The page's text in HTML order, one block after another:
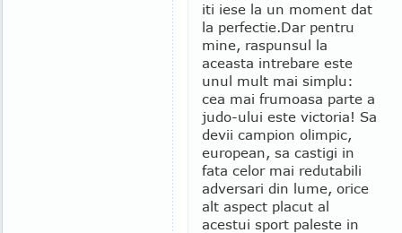
iti iese la un moment dat
la perfectie.Dar pentru
mine, raspunsul la
aceasta intrebare este
unul mult mai simplu:
cea mai frumoasa parte a
judo-ului este victoria! Sa
devii campion olimpic,
european, sa castigi in
fata celor mai redutabili
adversari din lume, orice
alt aspect placut al
acestui sport paleste in